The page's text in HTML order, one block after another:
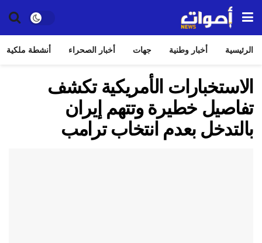
الرئيسية أخبار وطنية جهات أخبار الصحراء أنشطة ملكية
الاستخبارات الأمريكية تكشف
تفاصيل خطيرة وتتهم إيران
بالتدخل بعدم انتخاب ترامب